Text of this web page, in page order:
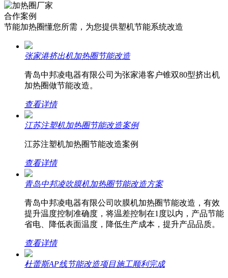
合作案例
节能加热圈懂您所需，为您提供塑机节能系统改造
张家港挤出机加热圈节能改造
青岛中邦凌电器有限公司为张家港客户锥双80型挤出机
加热圈做节能改造。
查看详情
江苏注塑机加热圈节能改造案例
江苏注塑机加热圈节能改造案例
查看详情
青岛中邦凌吹膜机加热圈节能改造方案
青岛中邦凌电器有限公司吹膜机加热圈节能改造，有效
提升温度控制准确度，将温差控制在1度以内，产品节能
省电、降低表面温度，降低生产成本，提升产品品质。
查看详情
杜蕾斯AP线节能改造项目施工顺利完成